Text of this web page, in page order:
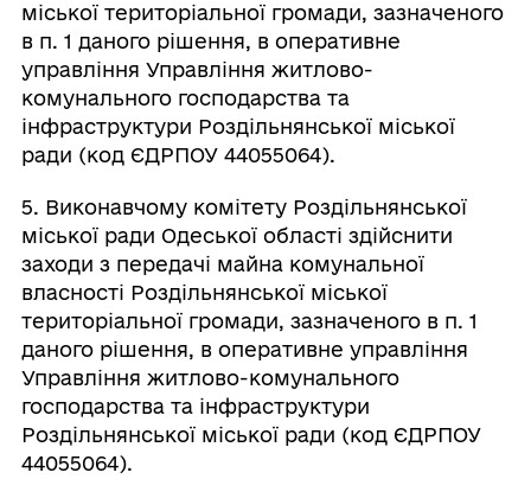
міської територіальної громади, зазначеного
в п. 1 даного рішення, в оперативне
управління Управління житлово-
комунального господарства та
інфраструктури Роздільнянської міської
ради (код ЄДРПОУ 44055064).
5. Виконавчому комітету Роздільнянської
міської ради Одеської області здійснити
заходи з передачі майна комунальної
власності Роздільнянської міської
територіальної громади, зазначеного в п. 1
даного рішення, в оперативне управління
Управління житлово-комунального
господарства та інфраструктури
Роздільнянської міської ради (код ЄДРПОУ
44055064).